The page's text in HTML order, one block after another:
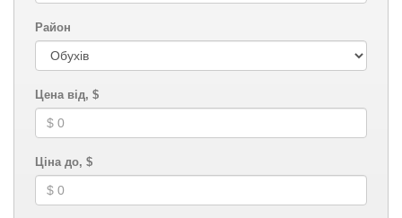
Район
Цена від, $
Ціна до, $